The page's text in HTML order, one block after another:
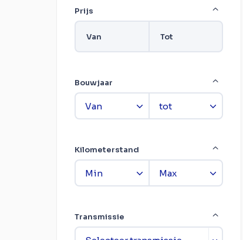
Prijs
Van Tot
Bouwjaar
Kilometerstand
Transmissie